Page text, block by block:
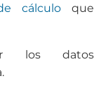
cálculo que
los datos